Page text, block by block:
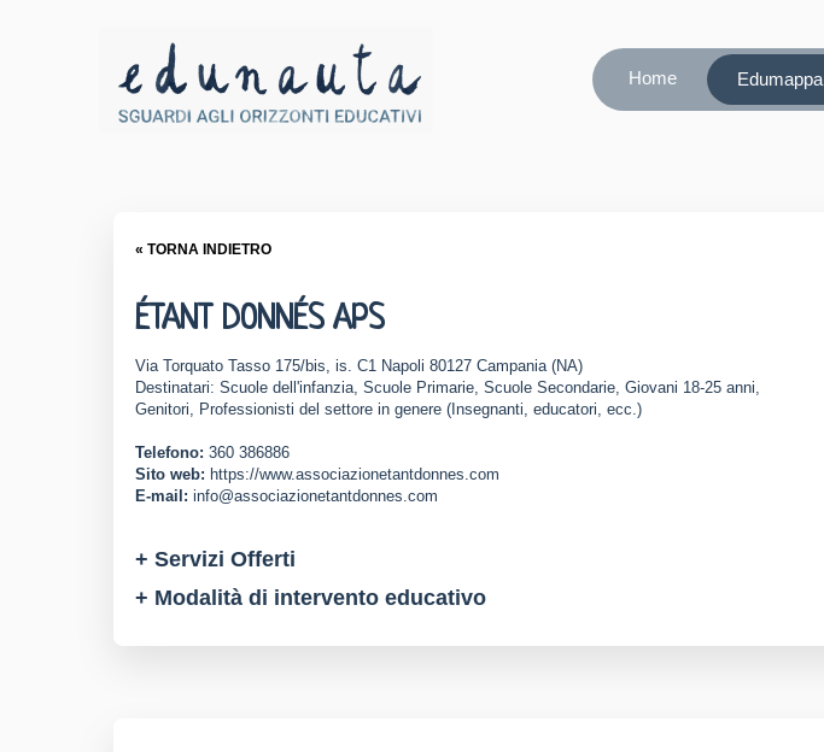
Home Edumappa
« TORNA INDIETRO
ÉTANT DONNÉS APS
Via Torquato Tasso 175/bis, is. C1 Napoli 80127 Campania (NA)
Destinatari: Scuole dell'infanzia, Scuole Primarie, Scuole Secondarie, Giovani 18-25 anni,
Genitori, Professionisti del settore in genere (Insegnanti, educatori, ecc.)
Telefono: 360 386886
Sito web: https://www.associazionetantdonnes.com
E-mail: info@associazionetantdonnes.com
+ Servizi Offerti
+ Modalità di intervento educativo